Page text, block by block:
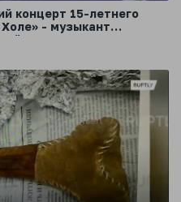
концерт 15-летнего
Холе» - музыкант
отдел